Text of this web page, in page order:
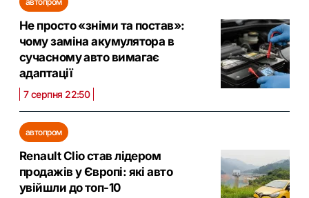
Не просто «зніми та постав»:
чому заміна акумулятора в
сучасному авто вимагає
адаптації
7 серпня 22:50
автопром
Renault Clio став лідером
продажів у Європі: які авто
увійшли до топ-10